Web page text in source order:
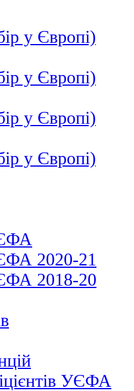
у Європі)
у Європі)
у Європі)
у Європі)
2020-21
2018-20
УЄФА